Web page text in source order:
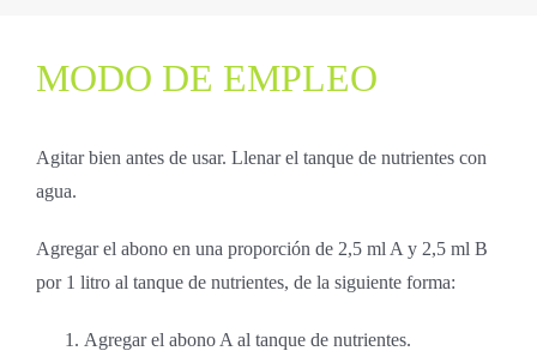
MODO DE EMPLEO
Agitar bien antes de usar. Llenar el tanque de nutrientes con
agua.
Agregar el abono en una proporción de 2,5 ml A y 2,5 ml B
por 1 litro al tanque de nutrientes, de la siguiente forma:
Agregar el abono A al tanque de nutrientes.